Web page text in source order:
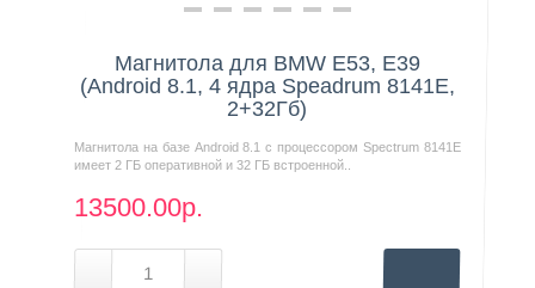
Нашли дешевле?
Магнитола для BMW E53, E39
(Android 8.1, 4 ядра Speadrum 8141E,
2+32Гб)
Магнитола на базе Android 8.1 с процессором Spectrum 8141E
имеет 2 ГБ оперативной и 32 ГБ встроенной..
13500.00р.